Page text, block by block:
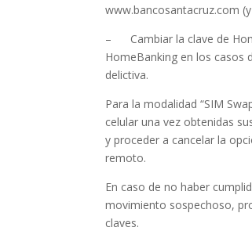
www.bancosantacruz.com
– Cambiar la clave
HomeBanking en los
delictiva.
Para la modalidad “SIM
celular una vez obtenidas
y proceder a cancelar la
remoto.
En caso de no haber
movimiento sospechoso,
claves.